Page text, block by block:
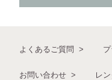
よくあるご質問
お問い合わせ レ